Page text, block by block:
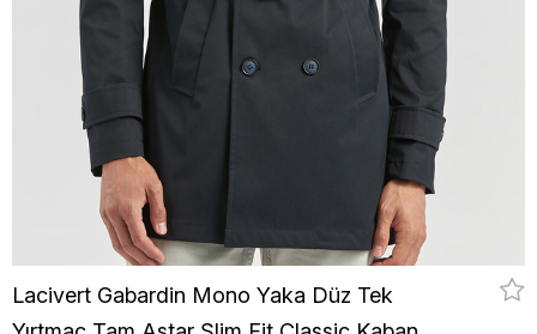
Lacivert Gabardin Mono Yaka Düz Tek